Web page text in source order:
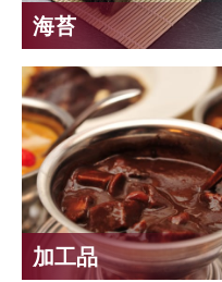
海苔
加工品